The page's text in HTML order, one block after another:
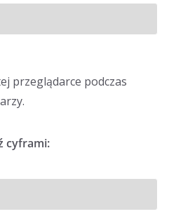
przeglądarce podczas
cyframi: